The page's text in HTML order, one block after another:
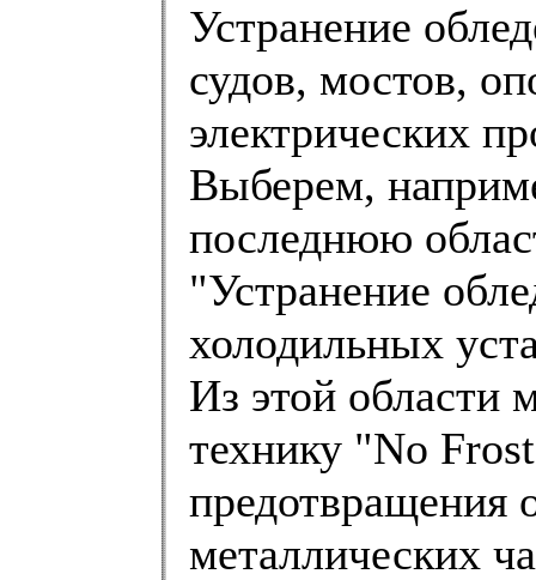
Устранение
судов, мостов,
электрических
Выберем,
последнюю
"Устранение
холодильных
Из этой области
технику "No
предотвращения
металлических